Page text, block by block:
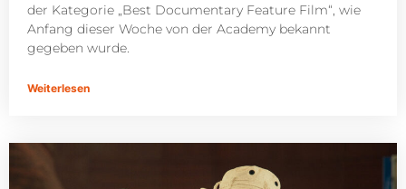
der Kategorie „Best Documentary Feature Film“, wie
Anfang dieser Woche von der Academy bekannt
gegeben wurde.
Weiterlesen